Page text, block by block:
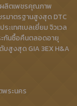
ผลิตเพชรคุณภาพ
มาตรฐานสูงสุด DTC
ะเทศเบลเยี่ยม จิวเวล
กันซื้อคืนตลอดอายุ
สูงสุด GIA 3EX H&A
พระนคร